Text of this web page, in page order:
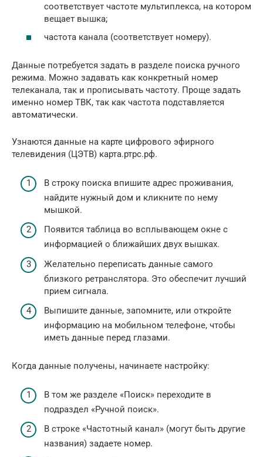
соответствует частоте мультиплекса, на котором
вещает вышка;
частота канала (соответствует номеру).
Данные потребуется задать в разделе поиска ручного
режима. Можно задавать как конкретный номер
телеканала, так и прописывать частоту. Проще задать
именно номер ТВК, так как частота подставляется
автоматически.
Узнаются данные на карте цифрового эфирного
телевидения (ЦЭТВ) карта.ртрс.рф.
В строку поиска впишите адрес проживания,
найдите нужный дом и кликните по нему
мышкой.
Появится таблица во всплывающем окне с
информацией о ближайших двух вышках.
Желательно переписать данные самого
близкого ретранслятора. Это обеспечит лучший
прием сигнала.
Выпишите данные, запомните, или откройте
информацию на мобильном телефоне, чтобы
иметь данные перед глазами.
Когда данные получены, начинаете настройку:
В том же разделе «Поиск» переходите в
подраздел «Ручной поиск».
В строке «Частотный канал» (могут быть другие
названия) задаете номер.